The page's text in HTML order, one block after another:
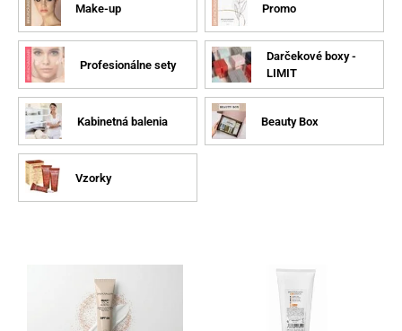
Make-up Promo
Profesionálne sety
Darčekové boxy -
LIMIT
Kabinetná balenia Beauty Box
Vzorky